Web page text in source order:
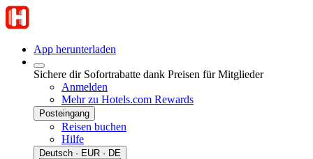
App herunterladen
Sichere dir Sofortrabatte dank Preisen für Mitglieder
Anmelden
Mehr zu Hotels.com Rewards
Posteingang
Reisen buchen
Hilfe
Deutsch · EUR · DE